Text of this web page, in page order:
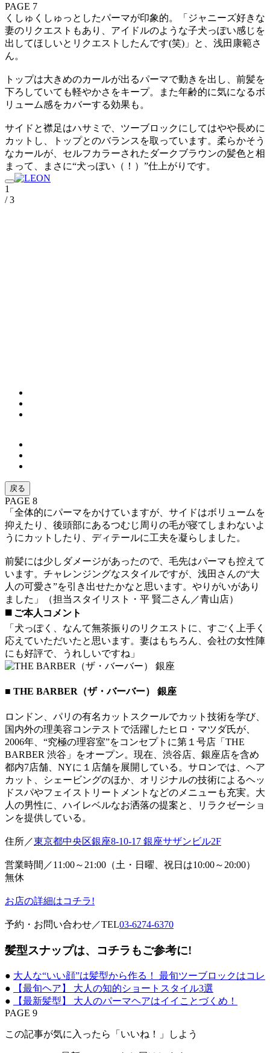
PAGE 7
くしゅくしゅっとしたパーマが印象的。「ジャニーズ好きな
妻のリクエストもあり、アイドルのような子犬っぽい感じを
出してほしいとリクエストしたんです(笑)」と、浅田康範さ
ん。
トップは大きめのカールが出るパーマで動きを出し、前髪を
下ろしていても軽やかさをキープ。また年齢的に気になるボ
リューム感をカバーする効果も。
サイドと襟足はハサミで、ツーブロックにしてはやや長めに
カットし、トップとのバランスを取っています。柔らかそう
なカールが、セルフカラーされたダークブラウンの髪色と相
まって、まさに“犬っぽい（！）”仕上がりです。
1
/ 3
戻る
PAGE 8
「全体的にパーマをかけていますが、サイドはボリュームを
抑えたり、後頭部にあるつむじ周りの毛が寝てしまわないよ
うにカットしたり、ディテールに工夫を凝らしました。
前髪には少しダメージがあったので、毛先はパーマも控えて
います。チャレンジングなスタイルですが、浅田さんの“大
人の可愛さ”を引き出せたかなと思います。やりがいがあり
ました」（担当スタイリスト・平 賢二さん／青山店）
◼️ ご本人コメント
「犬っぽく、なんて無茶振りのリクエストに、すごく上手く
応えていただいたと思います。妻はもちろん、会社の女性陣
にも好評で、うれしいですね」
■ THE BARBER（ザ・バーバー） 銀座
ロンドン、パリの有名カットスクールでカット技術を学び、
国内外の理美容コンテストで活躍したヒロ・マツダ氏が、
2006年、“究極の理容室”をコンセプトに第１号店「THE
BARBER 渋谷」をオープン。現在、渋谷店、銀座店を含め
都内7店舗、NYに１店舗を展開している。サロンでは、ヘア
カット、シェービングのほか、オリジナルの技術によるヘッ
ドスパやフェイストリートメントなどのメニューも充実。大
人の男性に、ハイレベルなお洒落の提案と、リラクゼーショ
ンを提供している。
住所／東京都中央区銀座8-10-17 銀座サザンビル2F
営業時間／11:00～21:00（土・日曜、祝日は10:00～20:00）
無休
お店の詳細はコチラ!
予約・お問い合わせ／TEL03-6274-6370
髪型スナップは、コチラもご参考に!
● 大人な“いい顔”は髪型から作る！ 最旬ツーブロックはコレ
●
【最旬ヘア】 大人の知的ショートスタイル3選
●
【最新髪型】 大人のパーマヘアはイイことづくめ！
PAGE 9
この記事が気に入ったら「いいね！」しよう